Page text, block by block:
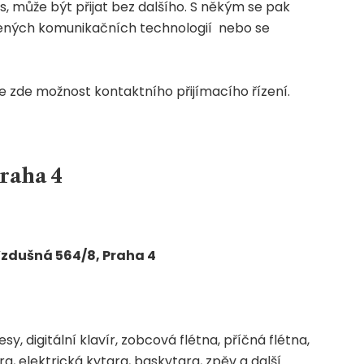
může být přijat bez dalšího. S někým se pak
komunikačních technologií nebo se
zde možnost kontaktního přijímacího řízení.
4
564/8, Praha 4
digitální klavír, zobcová flétna, příčná flétna,